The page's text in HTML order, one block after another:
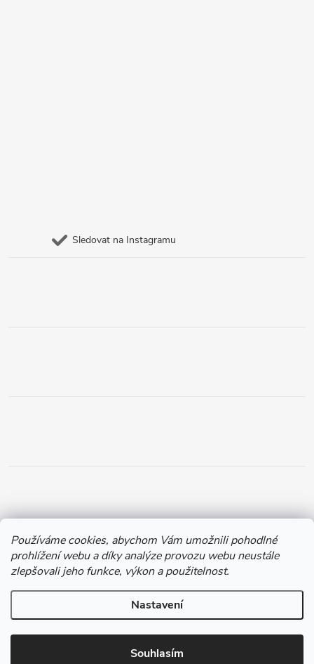
Používáme cookies, abychom Vám umožnili pohodlné
prohlížení webu a díky analýze provozu webu neustále
zlepšovali jeho funkce, výkon a použitelnost.
Nastavení
Souhlasím
Sledovat na Instagramu
Copyright 2026Chytil.cz. Všechna práva vyhrazena.